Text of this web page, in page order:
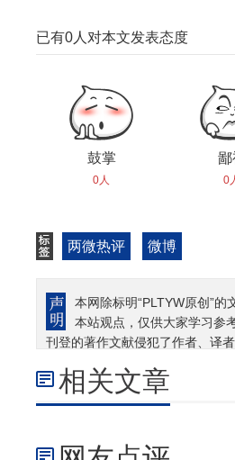
已有0 人对本文发表态度
鼓掌
0人
鄙
0
两微热评 微博
本网除标明“PLTYW原创”
本站观点，仅供大家学习参
刊登的著作文献侵犯了作者、译
相关文章